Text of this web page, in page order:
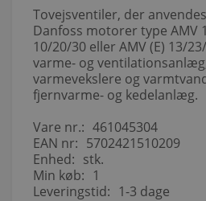
Tovejsventiler, der
Danfoss motorer type AMV
10/20/30 eller AMV (E) 13/
varme- og
varmevekslere og
fjernvarme- og kedelanlæg.
Vare nr.: 461045304
EAN nr: 5702421510209
Enhed: stk.
Min køb: 1
Leveringstid: 1-3 dage